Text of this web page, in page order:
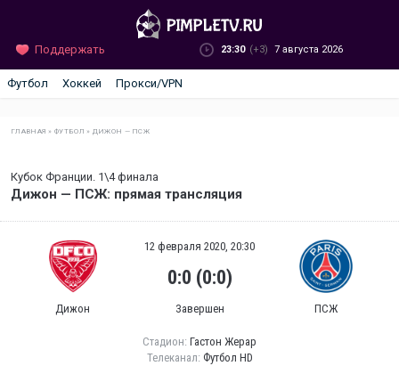
Поддержать 23:30 (+3) 7 августа 2026
Футбол Хоккей Прокси/VPN
ГЛАВНАЯ »ФУТБОЛ » ДИЖОН — ПСЖ
Кубок Франции. 1\4 финала
Дижон — ПСЖ: прямая трансляция
Дижон
12 февраля 2020, 20:30
0:0 (0:0)
Завершен ПСЖ
Стадион: Гастон Жерар
Телеканал: Футбол HD